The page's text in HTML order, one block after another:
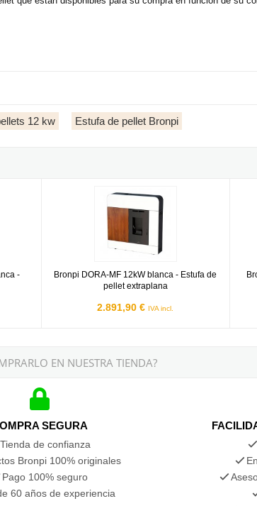
12 kw Estufa de pellet Bronpi
-
Bronpi DORA-MF 12kW blanca - Estufa de
pellet extraplana
2.891,90 € IVA incl.
EN NUESTRA TIENDA?
SEGURA
Tienda de confianza
Bronpi 100% originales
Pago 100% seguro
60 años de experiencia